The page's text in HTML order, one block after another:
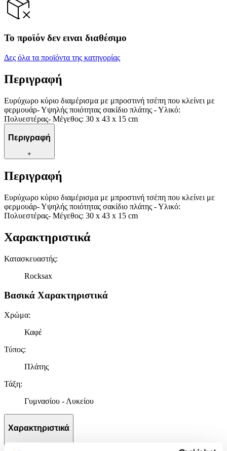
Το προϊόν δεν ειναι διαθέσιμο
Δες όλα τα προϊόντα της κατηγορίας
Περιγραφή
Ευρύχωρο κύριο διαμέρισμα με μπροστινή τσέπη που κλείνει με
φερμουάρ- Υψηλής ποιότητας σακίδιο πλάτης - Υλικό:
Πολυεστέρας- Μέγεθος: 30 x 43 x 15 cm
Περιγραφή
+
Περιγραφή
Ευρύχωρο κύριο διαμέρισμα με μπροστινή τσέπη που κλείνει με
φερμουάρ- Υψηλής ποιότητας σακίδιο πλάτης - Υλικό:
Πολυεστέρας- Μέγεθος: 30 x 43 x 15 cm
Χαρακτηριστικά
Κατασκευαστής:
Rocksax
Βασικά Χαρακτηριστικά
Χρώμα:
Καφέ
Τύπος:
Πλάτης
Τάξη:
Γυμνασίου - Λυκείου
Χαρακτηριστικά
+